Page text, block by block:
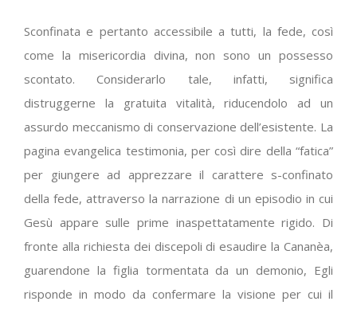
Sconfinata e pertanto accessibile a tutti, la fede, così
come la misericordia divina, non sono un possesso
scontato. Considerarlo tale, infatti, significa
distruggerne la gratuita vitalità, riducendolo ad un
assurdo meccanismo di conservazione dell’esistente. La
pagina evangelica testimonia, per così dire della “fatica”
per giungere ad apprezzare il carattere s-confinato
della fede, attraverso la narrazione di un episodio in cui
Gesù appare sulle prime inaspettatamente rigido. Di
fronte alla richiesta dei discepoli di esaudire la Cananèa,
guarendone la figlia tormentata da un demonio, Egli
risponde in modo da confermare la visione per cui il